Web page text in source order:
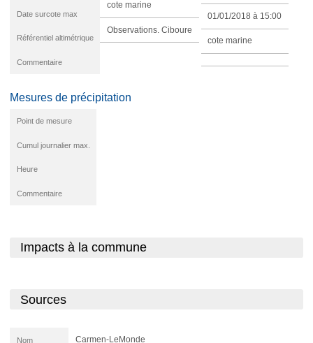
Date surcote max
Référentiel altimétrique
Commentaire
cote marine
Observations. Ciboure
01/01/2018 à 15:00
cote marine
Mesures de précipitation
Point de mesure
Cumul journalier max.
Heure
Commentaire
Impacts à la commune
Sources
Nom Carmen-LeMonde